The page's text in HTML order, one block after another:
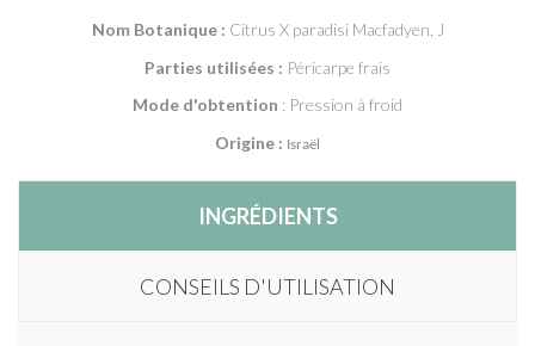
Nom Botanique : Citrus X paradisi Macfadyen, J
Parties utilisées : Péricarpe frais
Mode d'obtention : Pression à froid
Origine : Israël
INGRÉDIENTS
CONSEILS D'UTILISATION